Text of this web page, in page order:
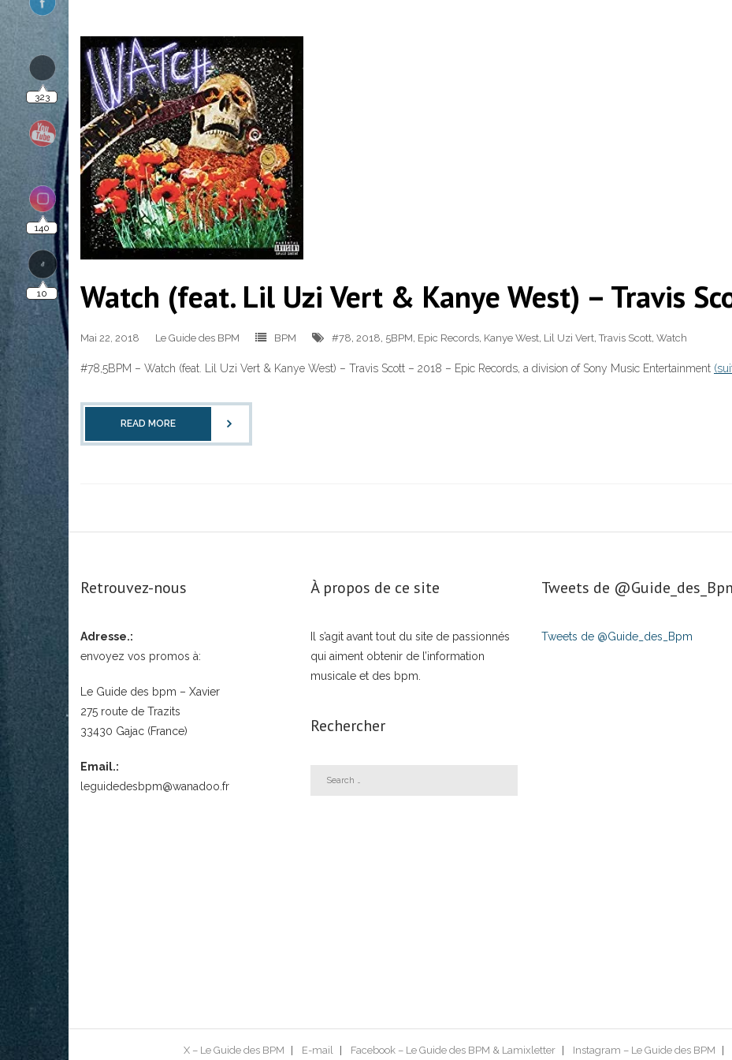
Watch (feat. Lil Uzi Vert & Kanye West) – Travis
Mai 22, 2018 Le Guide des BPM BPM #78, 2018, 5BPM, Epic Records, Kanye West, Lil Uzi Vert,Travis Scott, Watch
#78,5BPM – Watch (feat. Lil Uzi Vert & Kanye West) – Travis Scott – 2018 – Epic Records, a division of Sony Music Entertainment
READ MORE
Retrouvez-nous
Adresse.:
envoyez vos promos à:
Le Guide des bpm – Xavier
275 route de Trazits
33430 Gajac (France)
Email.:
leguidedesbpm@wanadoo.fr
À propos de ce site
Il s’agit avant tout du site de passionnés
qui aiment obtenir de l’information
musicale et des bpm.
Rechercher
Tweets de
Tweets de @Guide_des_Bpm
X – Le Guide des BPM E-mail Facebook – Le Guide des BPM & Lamixletter Instagram – Le Guide des BPM
140
10